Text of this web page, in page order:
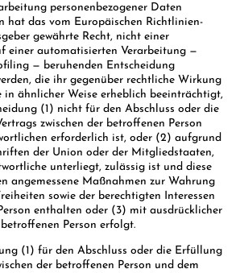
personenbezogener Daten
hat das vom Europäischen Richtlinien-
gewährte Recht, nicht einer
einer automatisierten Verarbeitung —
— beruhenden Entscheidung
die ihr gegenüber rechtliche Wirkung
ähnlicher Weise erheblich beeinträchtigt,
(1) nicht für den Abschluss oder die
zwischen der betroffenen Person
erforderlich ist, oder (2) aufgrund
der Union oder der Mitgliedstaaten,
unterliegt, zulässig ist und diese
angemessene Maßnahmen zur Wahrung
sowie der berechtigten Interessen
enthalten oder (3) mit ausdrücklicher
Person erfolgt.
(1) für den Abschluss oder die Erfüllung
der betroffenen Person und dem